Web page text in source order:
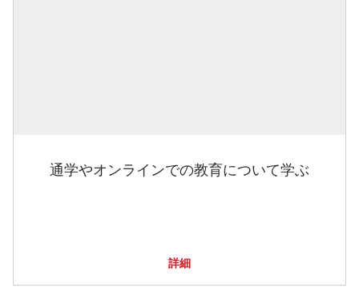
通学やオンラインでの教育について学ぶ
詳細